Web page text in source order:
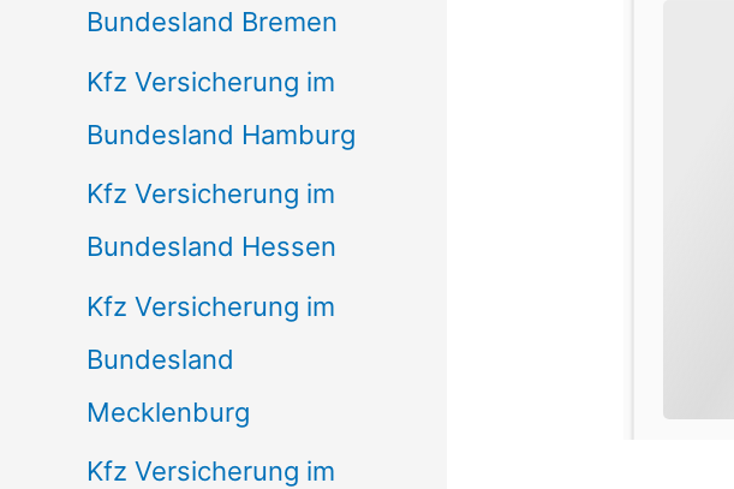
Bundesland Bremen
Kfz Versicherung im
Bundesland Hamburg
Kfz Versicherung im
Bundesland Hessen
Kfz Versicherung im
Bundesland
Mecklenburg
Kfz Versicherung im